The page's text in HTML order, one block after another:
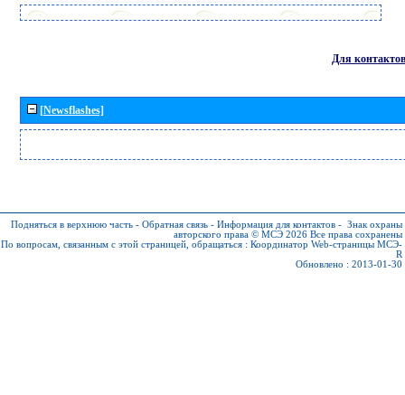
Для контактов
[Newsflashes]
Подняться в верхнюю часть - Обратная связь - Информация для контактов - Знак охраны
авторского права © МСЭ 2026 Все права сохранены
По вопросам, связанным с этой страницей, обращаться : Координатор Web-страницы МСЭ-
R
Обновлено : 2013-01-30